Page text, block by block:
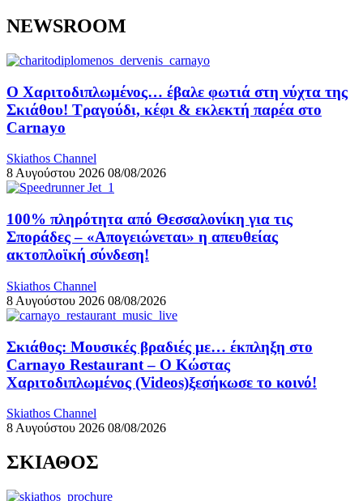
NEWSROOM
Ο Χαριτοδιπλωμένος… έβαλε φωτιά στη νύχτα της
Σκιάθου! Τραγούδι, κέφι & εκλεκτή παρέα στο
Carnayo
Skiathos Channel
8 Αυγούστου 2026 08/08/2026
100% πληρότητα από Θεσσαλονίκη για τις
Σποράδες – «Απογειώνεται» η απευθείας
ακτοπλοϊκή σύνδεση!
Skiathos Channel
8 Αυγούστου 2026 08/08/2026
Σκιάθος: Μουσικές βραδιές με… έκπληξη στο
Carnayo Restaurant – Ο Κώστας
Χαριτοδιπλωμένος (Videos)ξεσήκωσε το κοινό!
Skiathos Channel
8 Αυγούστου 2026 08/08/2026
ΣΚΙΑΘΟΣ